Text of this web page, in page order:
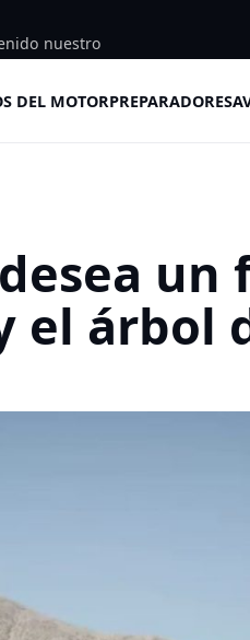
nuestro
DEL MOTORPREPARADORES
un
el árbol